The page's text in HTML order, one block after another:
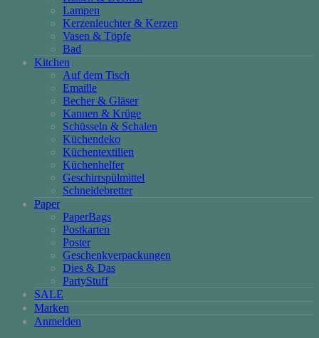
Lampen
Kerzenleuchter & Kerzen
Vasen & Töpfe
Bad
Kitchen
Auf dem Tisch
Emaille
Becher & Gläser
Kannen & Krüge
Schüsseln & Schalen
Küchendeko
Küchentextilien
Küchenhelfer
Geschirrspülmittel
Schneidebretter
Paper
PaperBags
Postkarten
Poster
Geschenkverpackungen
Dies & Das
PartyStuff
SALE
Marken
Anmelden